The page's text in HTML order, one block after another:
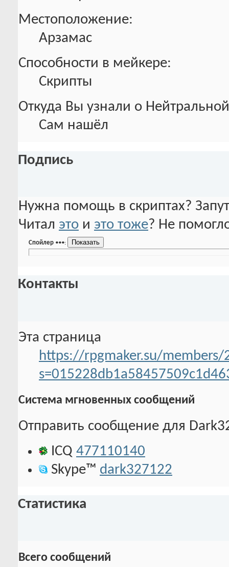
Местоположение:
Арзамас
Способности в мейкере:
Скрипты
Откуда Вы узнали о
Сам нашёл
Подпись
Нужна помощь в скриптах?
Читал это и это тоже? Не
Спойлер •••:
Контакты
Эта страница
https://rpgmaker.su/members/
Система мгновенных сообщений
Отправить сообщение для
ICQ 477110140
Skype™ dark327122
Статистика
Всего сообщений